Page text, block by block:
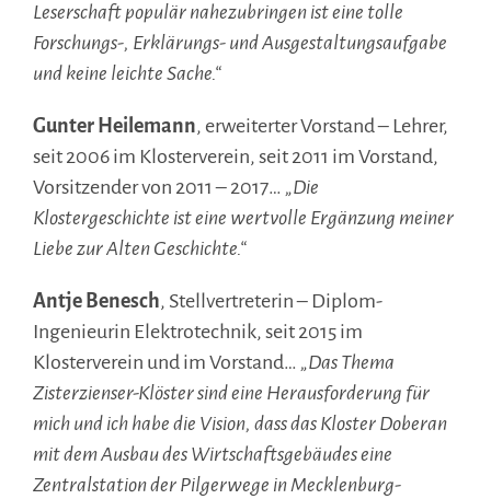
Leserschaft populär nahezubringen ist eine tolle
Forschungs-, Erklärungs- und Ausgestaltungsaufgabe
und keine leichte Sache.“
Gunter Heilemann, erweiterter Vorstand – Lehrer,
seit 2006 im Klosterverein, seit 2011 im Vorstand,
Vorsitzender von 2011 – 2017… „Die
Klostergeschichte ist eine wertvolle Ergänzung meiner
Liebe zur Alten Geschichte.“
Antje Benesch, Stellvertreterin – Diplom-
Ingenieurin Elektrotechnik, seit 2015 im
Klosterverein und im Vorstand… „Das Thema
Zisterzienser-Klöster sind eine Herausforderung für
mich und ich habe die Vision, dass das Kloster Doberan
mit dem Ausbau des Wirtschaftsgebäudes eine
Zentralstation der Pilgerwege in Mecklenburg-